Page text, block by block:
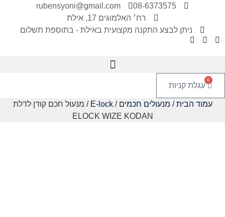
08-6373575
rubensyoni@gmail.com
רח׳ האלמוגים 17, אילת
ניתן לבצע התקנה מקצועית באילת - בתוספת תשלום
0
עגלת קניות
עמוד הבית/ מנעולים חכמים /
E-lock / מנעול חכם קודן לדלת
ELOCK WIZE KODAN